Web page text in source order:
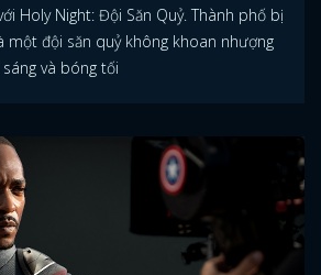
Holy Night: Đội Săn Quỷ. Thành phố bị
một đội săn quỷ không khoan nhượng
và bóng tối